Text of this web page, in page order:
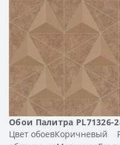
Обои Палитра PL71326-
Цвет обоевКоричневый